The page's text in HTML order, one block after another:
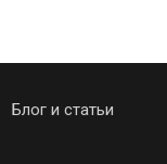
Блог и статьи